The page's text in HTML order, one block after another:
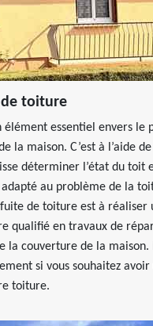
toiture
élément essentiel envers le
la maison. C’est à l’aide
déterminer l’état du toit
au problème de la
de toiture est à réaliser
qualifié en travaux de
la couverture de la
si vous souhaitez
toiture.